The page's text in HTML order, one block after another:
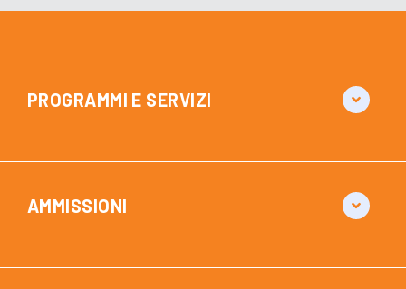
PROGRAMMI E SERVIZI
AMMISSIONI